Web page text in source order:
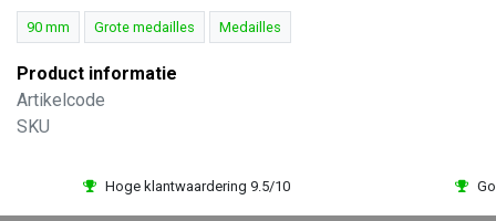
90 mm Grote medailles Medailles
Product informatie
Artikelcode
SKU
Hoge klantwaardering 9.5/10